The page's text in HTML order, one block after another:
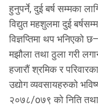
हुनुपर्ने, दुई बर्ष सम्मका
विद्युत महशुलमा दुई
विज्ञप्तिमा थप भनिएको
मझौला तथा ठुला गरी
हजारौं श्रमिक र
उद्योग व्यवसायहरुको
२०७८/o७९ को निति तथा